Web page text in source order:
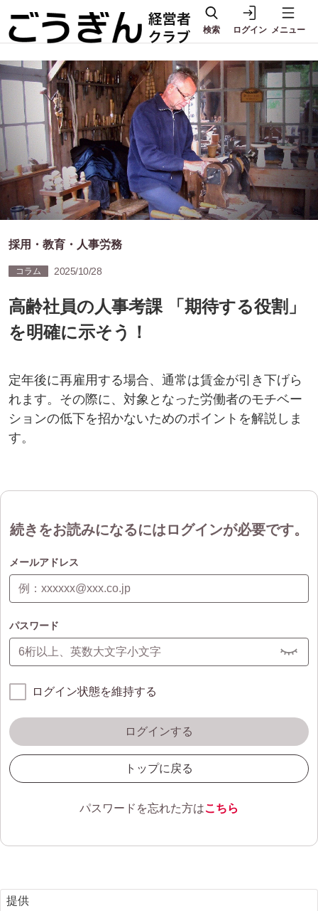
検索 ログイン メニュー
採用・教育・人事労務
コラム 2025/10/28
高齢社員の人事考課 「期待する役割」
を明確に示そう！
定年後に再雇用する場合、通常は賃金が引き下げら
れます。その際に、対象となった労働者のモチベー
ションの低下を招かないためのポイントを解説しま
す。
続きをお読みになるにはログインが必要です。
メールアドレス
パスワード
ログイン状態を維持する
ログインする
トップに戻る
パスワードを忘れた方はこちら
提供